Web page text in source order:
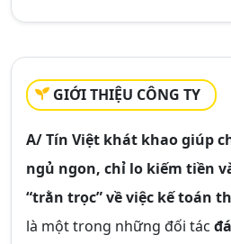
GIỚI THIỆU CÔNG TY
A/ Tín Việt khát khao giúp
ngủ ngon, chỉ lo kiếm tiền
“trằn trọc”về việc kế toán
là một trong những đối tác